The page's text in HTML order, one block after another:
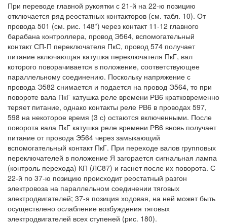
При переводе главной рукоятки с 21-й на 22-ю позицию
отключается ряд реостатных контакторов (см. табл. 10). От
провода 501 (см. рис. 148*) через контакт 11-12 главного
барабана контроллера, провод Э564, вспомогательный
контакт СП-П переключателя ПкС, провод 574 получает
питание включающая катушка переключателя ПкГ, вал
которого поворачивается в положение, соответствующее
параллельному соединению. Поскольку напряжение с
провода Э582 снимается и подается на провод Э564, то при
повороте вала ПкГ катушка реле времени РВ6 кратковременно
теряет питание, однако контакты реле РВ6 в проводах 597,
598 на некоторое время (3 с) остаются включенными. После
поворота вала ПкГ катушка реле времени РВ6 вновь получает
питание от провода Э564 через замыкающий
вспомогательный контакт ПкГ. При переходе валов групповых
переключателей в положение Я загорается сигнальная лампа
(контроль перехода) КП (ЛС87) и гаснет после их поворота. С
22-й по 37-ю позицию происходит реостатный разгон
электровоза на параллельном соединении тяговых
электродвигателей; 37-я позиция ходовая, на ней может быть
осуществлено ослабление возбуждения тяговых
электродвигателей всех ступеней (рис. 180).